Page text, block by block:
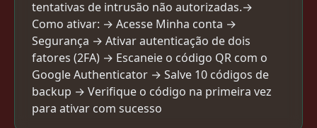
tentativas de intrusão não autorizadas.→
Como ativar: → Acesse Minha conta →
Segurança → Ativar autenticação de dois
fatores (2FA) → Escaneie o código QR com o
Google Authenticator → Salve 10 códigos de
backup → Verifique o código na primeira vez
para ativar com sucesso